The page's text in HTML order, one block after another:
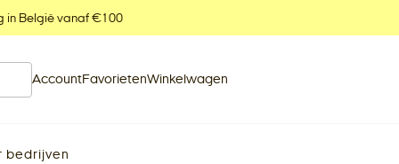
in België vanaf €100
AccountFavorietenWinkelwagen
bedrijven